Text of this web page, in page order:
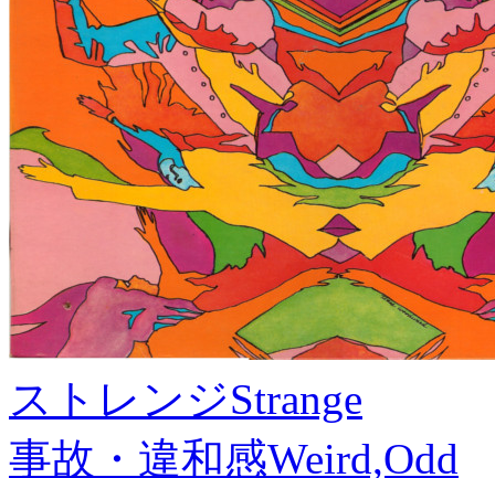
ストレンジStrange
事故・違和感Weird,Odd